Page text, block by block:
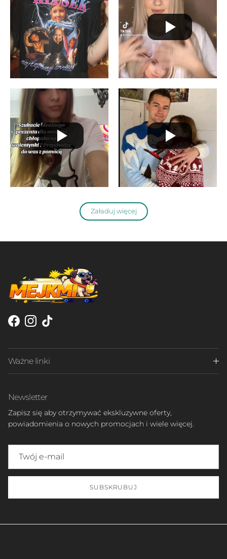
Załaduj więcej
Facebook
Instagram
TikTok
Ważne linki
Newsletter
Zapisz się aby otrzymywać ekskluzywne oferty,
powiadomienia o nowych promocjach i wiele więcej.
SUBSKRUBUJ